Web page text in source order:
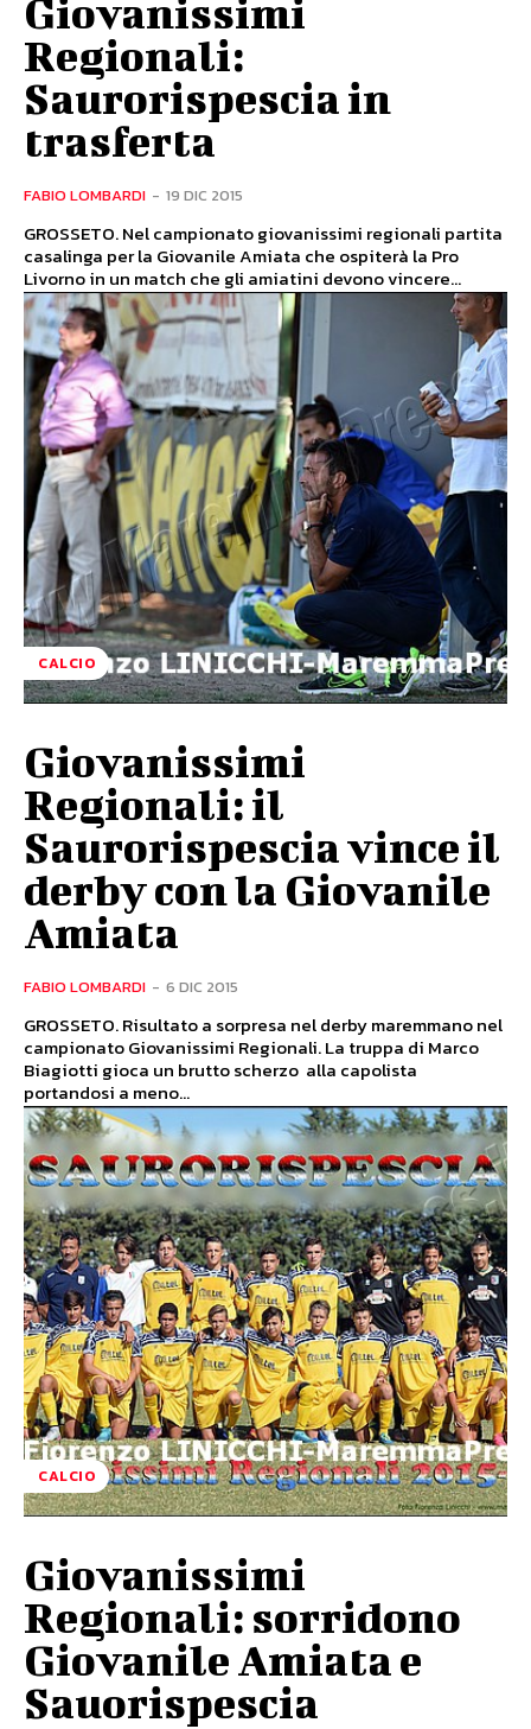
Giovanissimi
Regionali:
Saurorispescia in
trasferta
FABIO LOMBARDI - 19 DIC 2015
GROSSETO. Nel campionato giovanissimi regionali partita
casalinga per la Giovanile Amiata che ospiterà la Pro
Livorno in un match che gli amiatini devono vincere...
CALCIO
Giovanissimi
Regionali: il
Saurorispescia vince il
derby con la Giovanile
Amiata
FABIO LOMBARDI - 6 DIC 2015
GROSSETO. Risultato a sorpresa nel derby maremmano nel
campionato Giovanissimi Regionali. La truppa di Marco
Biagiotti gioca un brutto scherzo alla capolista
portandosi a meno...
CALCIO
Giovanissimi
Regionali: sorridono
Giovanile Amiata e
Sauorispescia